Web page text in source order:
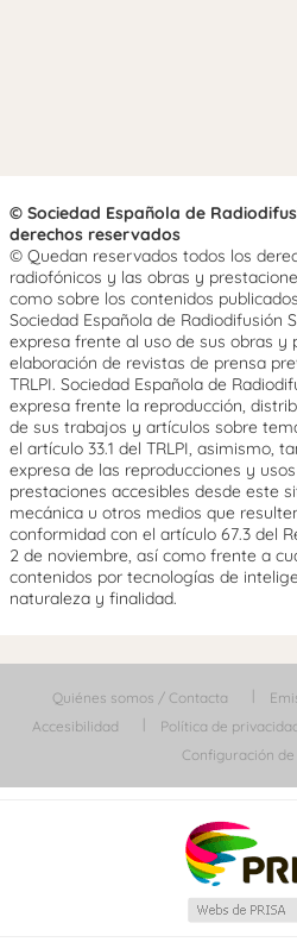
© Sociedad Española de
derechos reservados
© Quedan reservados todos los
radiofónicos y las obras y
como sobre los contenidos
Sociedad Española de Radiodifusión
expresa frente al uso de sus obras y
elaboración de revistas de prensa
TRLPI. Sociedad Española de
expresa frente la reproducción,
de sus trabajos y artículos sobre
el artículo 33.1 del TRLPI, asimismo,
expresa de las reproducciones y
prestaciones accesibles desde este
mecánica u otros medios que
conformidad con el artículo 67.3 del
2 de noviembre, así como frente a
contenidos por tecnologías de
naturaleza y finalidad.
Quiénes somos / Contacta
Accesibilidad
Política de
Configuración de